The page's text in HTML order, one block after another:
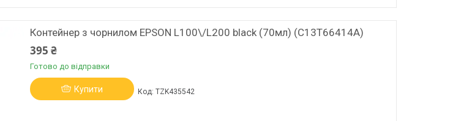
Контейнер з чорнилом EPSON L100\/L200 black (70мл) (C13T66414A)
395 ₴
Готово до відправки
Купити TZK435542